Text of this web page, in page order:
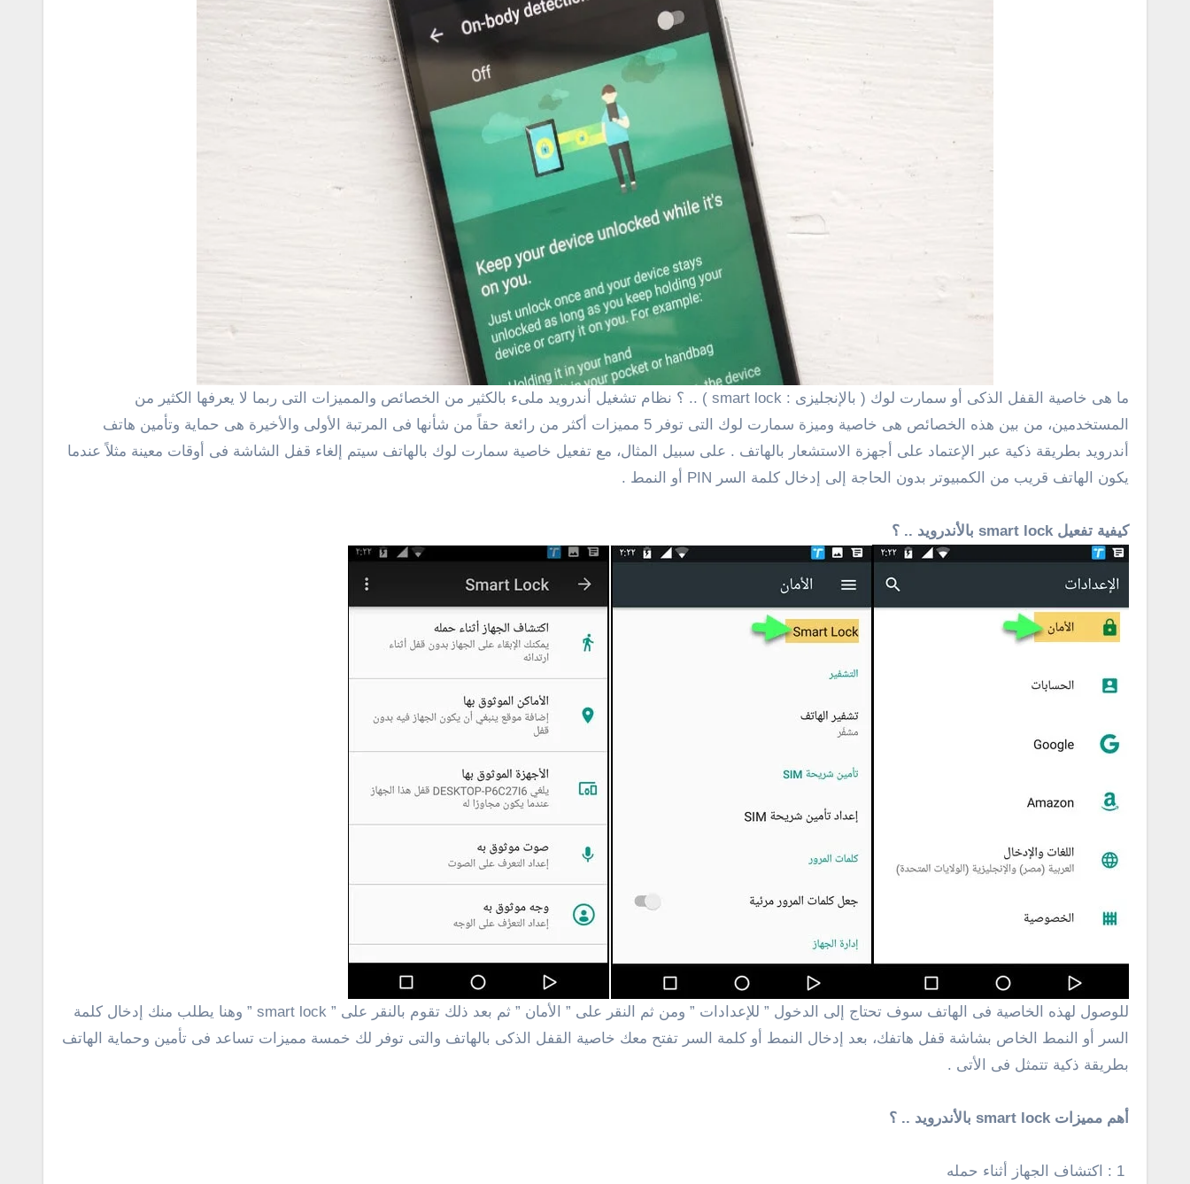
ما هى خاصية القفل الذكى أو سمارت لوك ( بالإنجليزى : smart lock ) .. ؟ نظام تشغيل أندرويد ملىء بالكثير من الخصائص والمميزات التى ربما لا يعرفها الكثير من
المستخدمين، من بين هذه الخصائص هى خاصية وميزة سمارت لوك التى توفر 5 مميزات أكثر من رائعة حقاً من شأنها فى المرتبة الأولى والأخيرة هى حماية وتأمين هاتف
أندرويد بطريقة ذكية عبر الإعتماد على أجهزة الاستشعار بالهاتف . على سبيل المثال، مع تفعيل خاصية سمارت لوك بالهاتف سيتم إلغاء قفل الشاشة فى أوقات معينة مثلاً عندما
يكون الهاتف قريب من الكمبيوتر بدون الحاجة إلى إدخال كلمة السر PIN أو النمط .
كيفية تفعيل smart lock بالأندرويد .. ؟
للوصول لهذه الخاصية فى الهاتف سوف تحتاج إلى الدخول ” للإعدادات ” ومن ثم النقر على ” الأمان ” ثم بعد ذلك تقوم بالنقر على ” smart lock ” وهنا يطلب منك إدخال كلمة
السر أو النمط الخاص بشاشة قفل هاتفك، بعد إدخال النمط أو كلمة السر تفتح معك خاصية القفل الذكى بالهاتف والتى توفر لك خمسة مميزات تساعد فى تأمين وحماية الهاتف
بطريقة ذكية تتمثل فى الأتى .
أهم مميزات smart lock بالأندرويد .. ؟